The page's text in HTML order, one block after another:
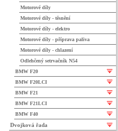
Motorové díly
Motorové díly - těsnění
Motorové díly - elektro
Motorové díly - příprava paliva
Motorové díly - chlazení
Odlehčený setrvačník N54
BMW F20
BMW F20LCI
BMW F21
BMW F21LCI
BMW F40
Dvojková řada